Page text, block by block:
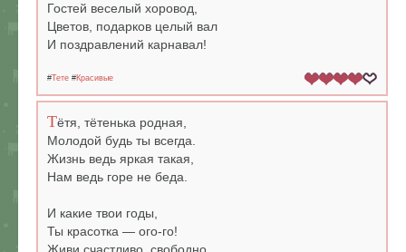
Гостей веселый хоровод,
Цветов, подарков целый вал
И поздравлений карнавал!
#Тете #Красивые
Тётя, тётенька родная,
Молодой будь ты всегда.
Жизнь ведь яркая такая,
Нам ведь горе не беда.
И какие твои годы,
Ты красотка — ого-го!